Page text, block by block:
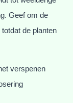
Geef om de
de planten
verspenen